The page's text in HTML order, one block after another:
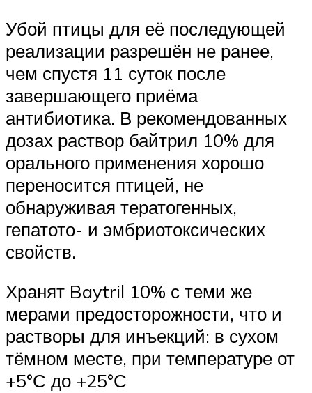
Убой птицы для её последующей
реализации разрешён не ранее,
чем спустя 11 суток после
завершающего приёма
антибиотика. В рекомендованных
дозах раствор байтрил 10% для
орального применения хорошо
переносится птицей, не
обнаруживая тератогенных,
гепатото- и эмбриотоксических
свойств.
Хранят Baytril 10% с теми же
мерами предосторожности, что и
растворы для инъекций: в сухом
тёмном месте, при температуре от
+5°С до +25°С